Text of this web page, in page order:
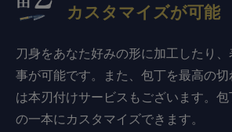
カスタマイズが可能
刀身をあなた好みの形に加工したり
事が可能です。また、包丁を最高の
は本刃付けサービスもございます。
の一本にカスタマイズできます。